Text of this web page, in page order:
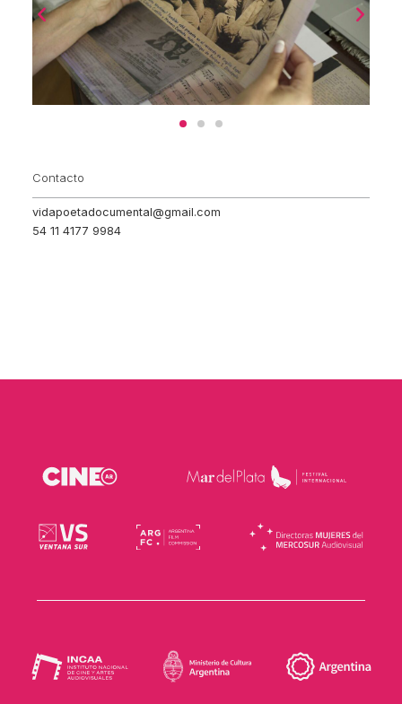
Contacto
vidapoetadocumental@gmail.com
54 11 4177 9984